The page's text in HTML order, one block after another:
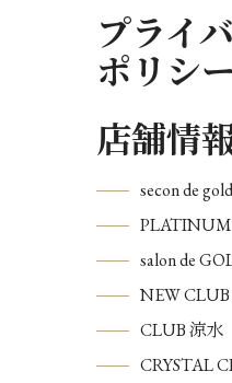
プライ
ポリシ
店舗情
secon de gold
PLATINUM
salon de
NEW
CLUB 涼水
CRYSTAL